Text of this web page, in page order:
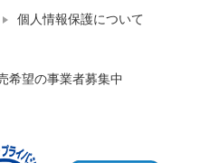
個人情報保護について
希望の事業者募集中